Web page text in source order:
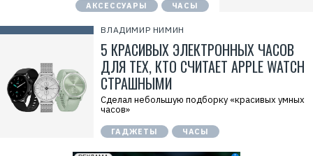
АКСЕССУАРЫ ЧАСЫ
ВЛАДИМИР НИМИН
5 КРАСИВЫХ ЭЛЕКТРОННЫХ ЧАСОВ
ДЛЯ ТЕХ, КТО СЧИТАЕТ APPLE WATCH
СТРАШНЫМИ
Сделал небольшую подборку «красивых умных
часов»
ГАДЖЕТЫ ЧАСЫ